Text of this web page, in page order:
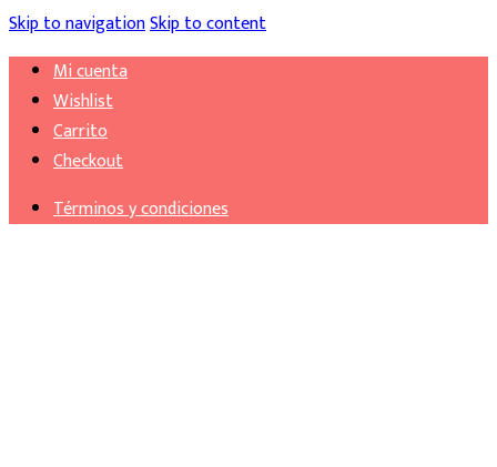
Skip to navigationSkip to content
Mi cuenta
Wishlist
Carrito
Checkout
Términos y condiciones